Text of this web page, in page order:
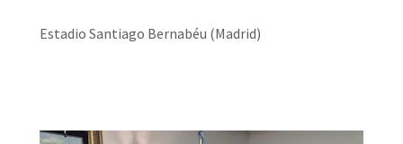
Estadio Santiago Bernabéu (Madrid)